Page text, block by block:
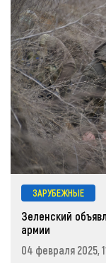
ЗАРУБЕЖНЫЕ
Зеленский
армии
04 февраля 2025,